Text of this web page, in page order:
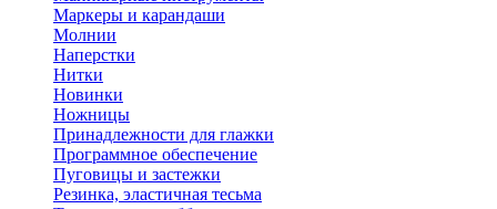
Маркеры и карандаши
Молнии
Наперстки
Нитки
Новинки
Ножницы
Принадлежности для глажки
Программное обеспечение
Пуговицы и застежки
Резинка, эластичная тесьма